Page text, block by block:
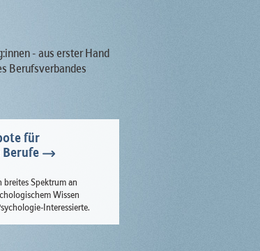
- aus erster Hand
Berufsverbandes
für
Berufe
Spektrum an
Wissen
Interessierte.